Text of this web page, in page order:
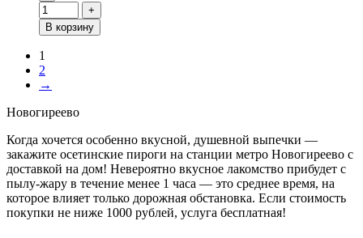
+
В корзину
1
2
→
Новогиреево
Когда хочется особенно вкусной, душевной выпечки —
закажите осетинские пироги на станции метро Новогиреево с
доставкой на дом! Невероятно вкусное лакомство прибудет с
пылу-жару в течение менее 1 часа — это среднее время, на
которое влияет только дорожная обстановка. Если стоимость
покупки не ниже 1000 рублей, услуга бесплатная!